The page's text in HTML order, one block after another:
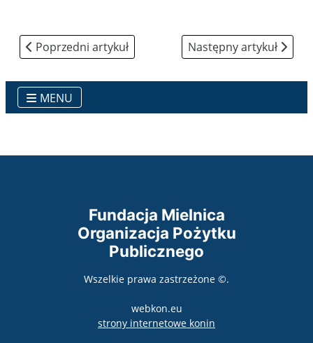
MENU
Poprzedni artykuł: "Centrum Mielnica"
Poprzedni artykuł Następny artykuł:
Następny artykuł
Fundacja Mielnica
Organizacja Pożytku
Publicznego
Wszelkie prawa zastrzeżone ©.
webkon.eu
strony internetowe konin